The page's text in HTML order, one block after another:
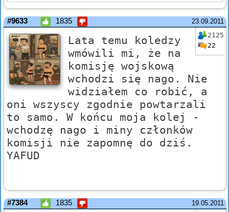
23.09.2011
#9633 1835
2125
22
Lata temu koledzy
wmówili mi, że na
komisję wojskową
wchodzi się nago. Nie
widziałem co robić, a
oni wszyscy zgodnie powtarzali
to samo. W końcu moja kolej -
wchodzę nago i miny członków
komisji nie zapomnę do dziś.
YAFUD
19.05.2011
#7384 1835